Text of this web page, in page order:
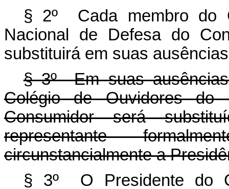
§ 2º Cada membro do
Nacional de Defesa do
substituirá em suas
§ 3º Em suas
Colégio de Ouvidores do
Consumidor será
representante
circunstancialmente a
§ 3º O Presidente do